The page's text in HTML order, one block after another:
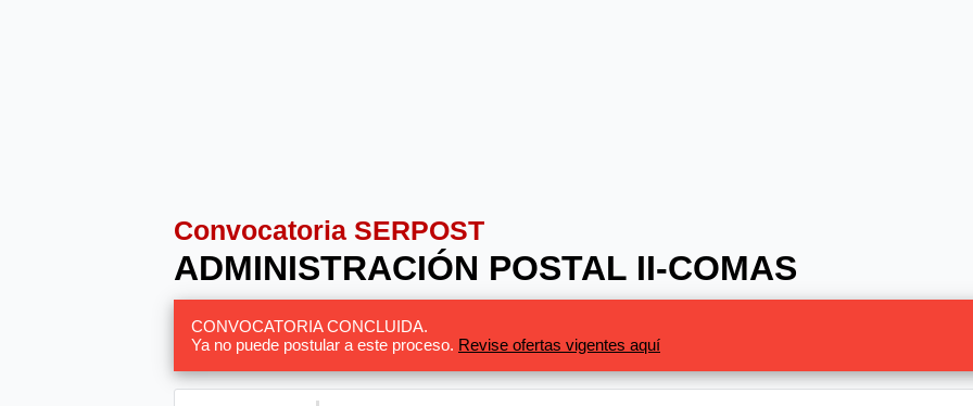
Convocatoria SERPOST
ADMINISTRACIÓN POSTAL II-COMAS
CONVOCATORIA CONCLUIDA.
Ya no puede postular a este proceso. Revise ofertas vigentes aquí